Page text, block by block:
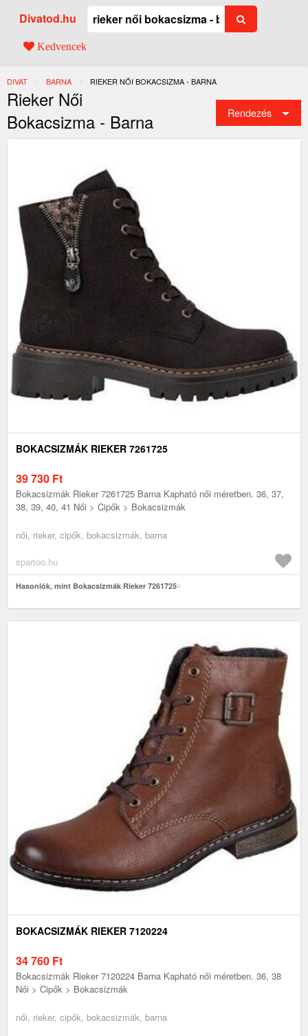
Divatod.hu
Kedvencek
DIVAT BARNA JELENLEGI:
RIEKER NŐI BOKACSIZMA - BARNA
Rieker Női
Bokacsizma - Barna
Rendezés
BOKACSIZMÁK RIEKER 7261725
39 730 Ft
Bokacsizmák Rieker 7261725 Barna Kapható női méretben. 36, 37,
38, 39, 40, 41 Női > Cipők > Bokacsizmák
női, rieker, cipők, bokacsizmák, barna
spartoo.hu
Hasonlók, mint Bokacsizmák Rieker 7261725
BOKACSIZMÁK RIEKER 7120224
34 760 Ft
Bokacsizmák Rieker 7120224 Barna Kapható női méretben. 36, 38
Női > Cipők > Bokacsizmák
női, rieker, cipők, bokacsizmák, barna